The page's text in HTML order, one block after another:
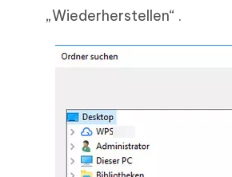
„Wiederherstellen“ .